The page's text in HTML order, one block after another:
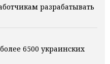
разрабатывать
6500 украинских